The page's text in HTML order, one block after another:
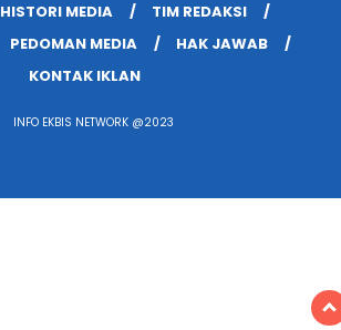
HISTORI MEDIA
TIM REDAKSI
PEDOMAN MEDIA
HAK JAWAB
KONTAK IKLAN
INFO EKBIS NETWORK @2023